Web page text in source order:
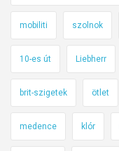
mobiliti szolnok
10-es út Liebherr
brit-szigetek ötlet
medence klór